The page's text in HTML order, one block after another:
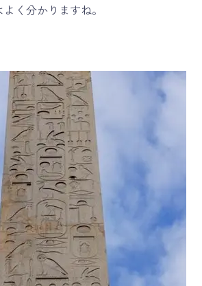
く分かりますね。